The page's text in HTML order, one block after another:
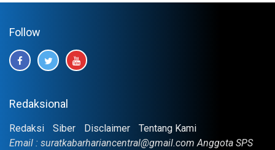
Follow
Redaksional
Redaksi Siber Disclaimer
Tentang Kami
Email : suratkabarhariancentral@gmail.com Anggota SPS